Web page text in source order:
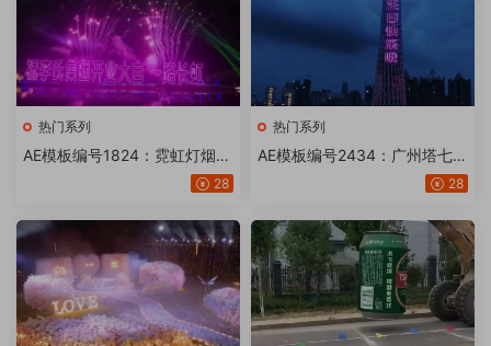
热门系列
AE模板编号1824：霓虹灯烟花
28
热门系列
AE模板编号2434：广州塔七夕
28